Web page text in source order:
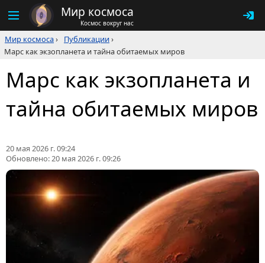
Мир космоса
Космос вокруг нас
Мир космоса› Публикации›
Марс как экзопланета и тайна обитаемых миров
Марс как экзопланета и
тайна обитаемых миров
20 мая 2026 г. 09:24
Обновлено:20 мая 2026 г. 09:26